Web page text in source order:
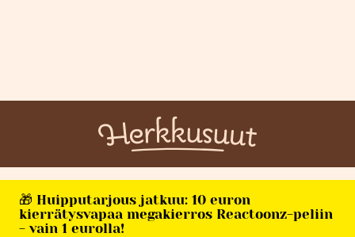
🎁 Huipputarjous jatkuu: 10 euron
kierrätysvapaa megakierros Reactoonz-peliin
- vain 1 eurolla!